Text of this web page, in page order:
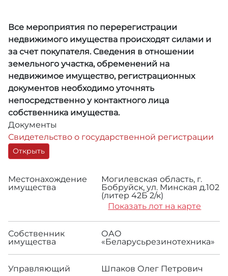
Все мероприятия по перерегистрации
недвижимого имущества происходят силами и
за счет покупателя. Сведения в отношении
земельного участка, обременений на
недвижимое имущество, регистрационных
документов необходимо уточнять
непосредственно у контактного лица
собственника имущества.
Документы
Свидетельство о государственной регистрации
Открыть
Местонахождение
имущества
Могилевская область, г.
Бобруйск, ул. Минская д.102
(литер 42Б 2/к)
Показать лот на карте
Собственник
имущества
ОАО
«Беларусьрезинотехника»
Управляющий Шпаков Олег Петрович